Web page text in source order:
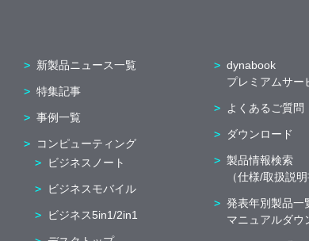
新製品ニュース一覧
特集記事
事例一覧
コンピューティング
ビジネスノート
ビジネスモバイル
ビジネス5in1/2in1
dynabook
プレミアムサー
よくあるご質問
ダウンロード
製品情報検索
（仕様/取扱説明
発表年別製品一
マニュアルダウ